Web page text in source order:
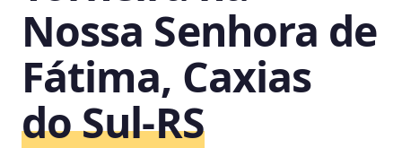
Nossa Senhora de
Fátima, Caxias
do Sul‑RS